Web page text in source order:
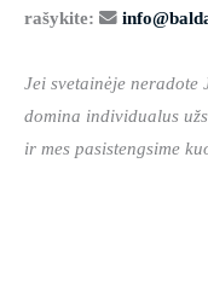
rašykite:
Jei svetainėje neradote
domina individualus
ir mes pasistengsime